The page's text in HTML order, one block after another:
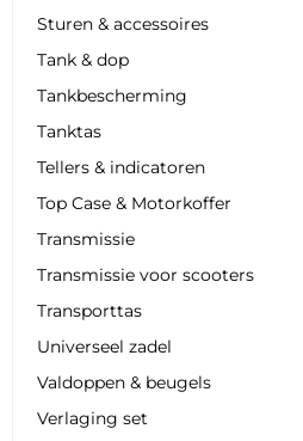
Sturen & accessoires
Tank & dop
Tankbescherming
Tanktas
Tellers & indicatoren
Top Case & Motorkoffer
Transmissie
Transmissie voor scooters
Transporttas
Universeel zadel
Valdoppen & beugels
Verlaging set